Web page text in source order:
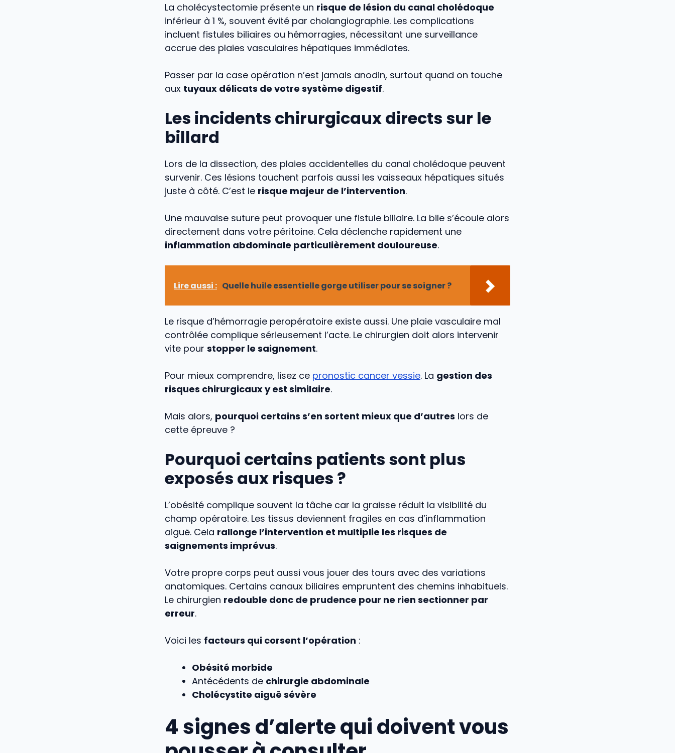
La cholécystectomie présente un risque de lésion du canal cholédoque
inférieur à 1 %, souvent évité par cholangiographie. Les complications
incluent fistules biliaires ou hémorragies, nécessitant une surveillance
accrue des plaies vasculaires hépatiques immédiates.
Passer par la case opération n’est jamais anodin, surtout quand on touche
aux tuyaux délicats de votre système digestif.
Les incidents chirurgicaux directs sur le
billard
Lors de la dissection, des plaies accidentelles du canal cholédoque peuvent
survenir. Ces lésions touchent parfois aussi les vaisseaux hépatiques situés
juste à côté. C’est le risque majeur de l’intervention.
Une mauvaise suture peut provoquer une fistule biliaire. La bile s’écoule alors
directement dans votre péritoine. Cela déclenche rapidement une
inflammation abdominale particulièrement douloureuse.
Lire aussi : Quelle huile essentielle gorge utiliser pour se soigner ?
Le risque d’hémorragie peropératoire existe aussi. Une plaie vasculaire mal
contrôlée complique sérieusement l’acte. Le chirurgien doit alors intervenir
vite pour stopper le saignement.
Pour mieux comprendre, lisez ce pronostic cancer vessie. La gestion des
risques chirurgicaux y est similaire.
Mais alors, pourquoi certains s’en sortent mieux que d’autres lors de
cette épreuve ?
Pourquoi certains patients sont plus
exposés aux risques ?
L’obésité complique souvent la tâche car la graisse réduit la visibilité du
champ opératoire. Les tissus deviennent fragiles en cas d’inflammation
aiguë. Cela rallonge l’intervention et multiplie les risques de
saignements imprévus.
Votre propre corps peut aussi vous jouer des tours avec des variations
anatomiques. Certains canaux biliaires empruntent des chemins inhabituels.
Le chirurgien redouble donc de prudence pour ne rien sectionner par
erreur.
Voici les facteurs qui corsent l’opération :
Obésité morbide
Antécédents de chirurgie abdominale
Cholécystite aiguë sévère
4 signes d’alerte qui doivent vous